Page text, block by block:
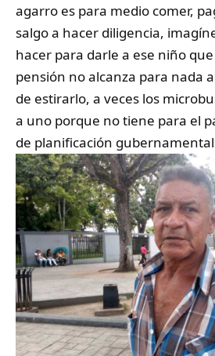
agarro es para medio comer,
salgo a hacer diligencia,
hacer para darle a ese niño
pensión no alcanza para nada
de estirarlo, a veces los
a uno porque no tiene para el
de planificación